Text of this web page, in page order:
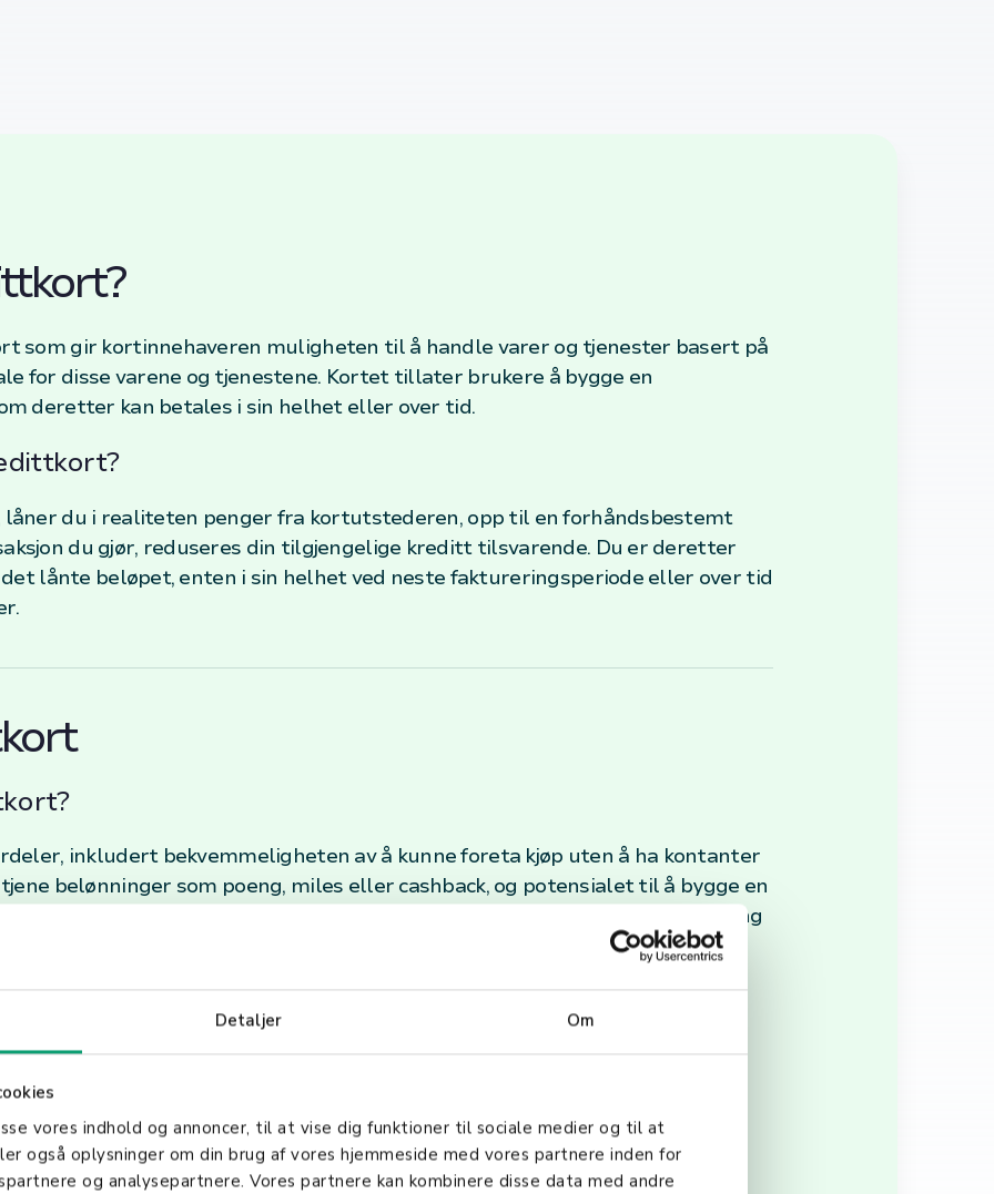
Detaljer Om
vores indhold og annoncer, til at vise dig funktioner til sociale medier og til at
også oplysninger om din brug af vores hjemmeside med vores partnere inden for
og analysepartnere. Vores partnere kan kombinere disse data med andre
som gir kortinnehaveren muligheten til å handle varer og tjenester basert på
for disse varene og tjenestene. Kortet tillater brukere å bygge en
deretter kan betales i sin helhet eller over tid.
du i realiteten penger fra kortutstederen, opp til en forhåndsbestemt
du gjør, reduseres din tilgjengelige kreditt tilsvarende. Du er deretter
lånte beløpet, enten i sin helhet ved neste faktureringsperiode eller over tid
inkludert bekvemmeligheten av å kunne foreta kjøp uten å ha kontanter
belønninger som poeng, miles eller cashback, og potensialet til å bygge en
kredittkort tilleggstjenester som forsikring på leiebiler, reiseforsikring
Kredittkort
sikkerhetsfunksjoner for å beskytte mot svindel og uautoriserte
ofte chip-teknologi, kontaktløse betalinger og ulike former for
og biometrisk identifikasjon. Det er viktig for kortholdere å overvåke sin
transaksjoner umiddelbart.